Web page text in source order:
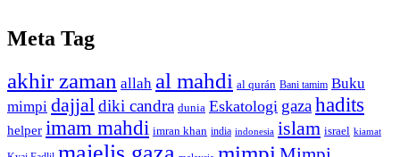
Meta Tag
akhir zaman allah al mahdi al qurán Bani tamim Buku
mimpi dajjaldiki candra dunia Eskatologi gazahadits
helper imam mahdi imran khan india indonesia islam israel kiamat